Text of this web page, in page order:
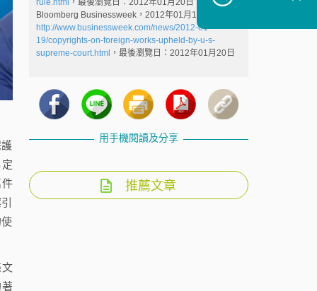
rule.html ，最後瀏覽日：2012年01月20日
Bloomberg Businessweek，2012年01月18日，
http://www.businessweek.com/news/2012-01-
19/copyrights-on-foreign-works-upheld-by-u-s-
supreme-court.html ，最後瀏覽日：2012年01月20日
用手機閱讀及分享
推薦文章